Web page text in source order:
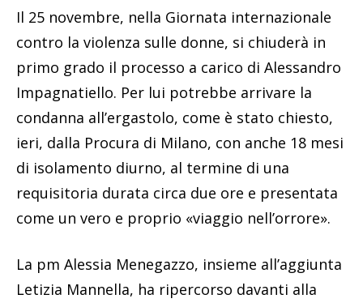
Il 25 novembre, nella Giornata internazionale
contro la violenza sulle donne, si chiuderà in
primo grado il processo a carico di Alessandro
Impagnatiello. Per lui potrebbe arrivare la
condanna all’ergastolo, come è stato chiesto,
ieri, dalla Procura di Milano, con anche 18 mesi
di isolamento diurno, al termine di una
requisitoria durata circa due ore e presentata
come un vero e proprio «viaggio nell’orrore».
La pm Alessia Menegazzo, insieme all’aggiunta
Letizia Mannella, ha ripercorso davanti alla